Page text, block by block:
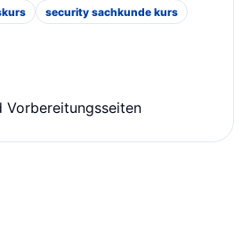
security sachkunde kurs
Vorbereitungsseiten